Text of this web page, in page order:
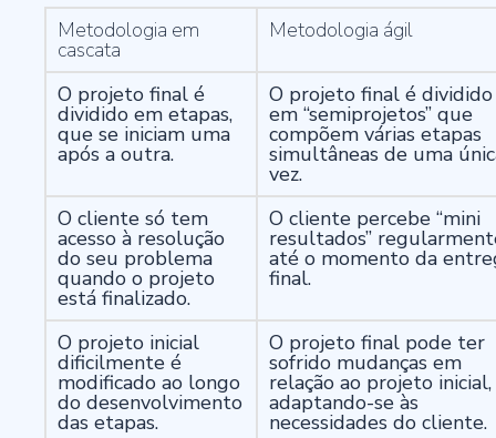
Metodologia em
cascata
Metodologia ágil
O projeto final é
dividido em etapas,
que se iniciam uma
após a outra.
O projeto final é dividido
em “semiprojetos” que
compõem várias etapas
simultâneas de uma
vez.
O cliente só tem
acesso à resolução
do seu problema
quando o projeto
está finalizado.
O cliente percebe “mini
resultados”
até o momento da
final.
O projeto inicial
dificilmente é
modificado ao longo
do desenvolvimento
das etapas.
O projeto final pode ter
sofrido mudanças em
relação ao projeto inicial,
adaptando-se às
necessidades do cliente.